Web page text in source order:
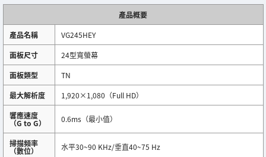
產品概要
產品名稱
VG245HEY
面板尺寸
24型寬螢幕
面板類型
TN
最大解析度
1,920×1,080（Full HD）
響應速度
（G to G） 0.6ms（最小值）
掃描頻率
（數位） 水平30~90 KHz/垂直40~75 Hz